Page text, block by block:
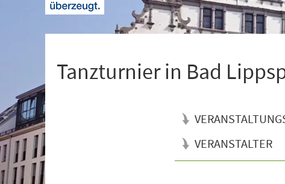
Tanzturnier in Bad
VERANSTALTER